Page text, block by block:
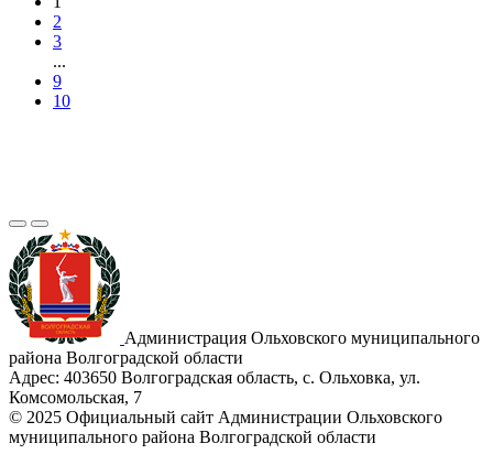
2
3
...
9
10
Администрация Ольховского муниципального
района Волгоградской области
Адрес: 403650 Волгоградская область, с. Ольховка, ул.
Комсомольская, 7
© 2025 Официальный сайт Администрации Ольховского
муниципального района Волгоградской области